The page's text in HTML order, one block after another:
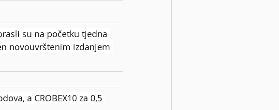
su na početku tjedna
novouvrštenim izdanjem
a CROBEX10 za 0,5